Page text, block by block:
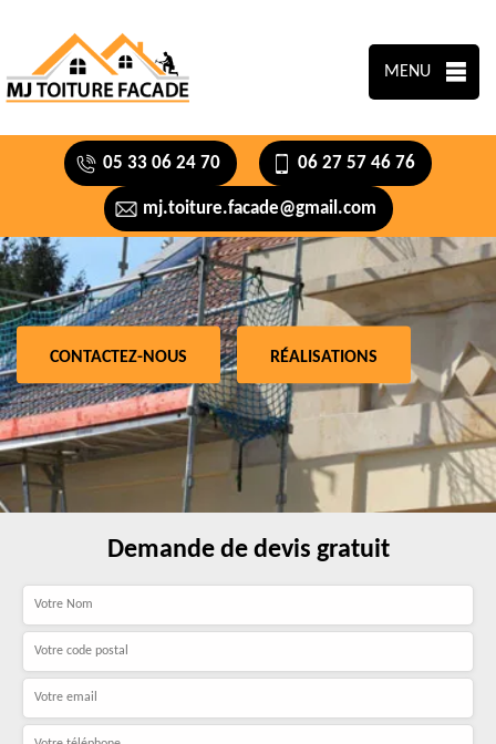
MENU
05 33 06 24 70 06 27 57 46 76
mj.toiture.facade@gmail.com
CONTACTEZ-NOUS RÉALISATIONS
Demande de devis gratuit